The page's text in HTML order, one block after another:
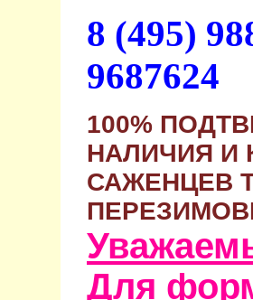
8 (495)
9687624
100%
НАЛИЧИЯ И
САЖЕНЦЕВ
Для